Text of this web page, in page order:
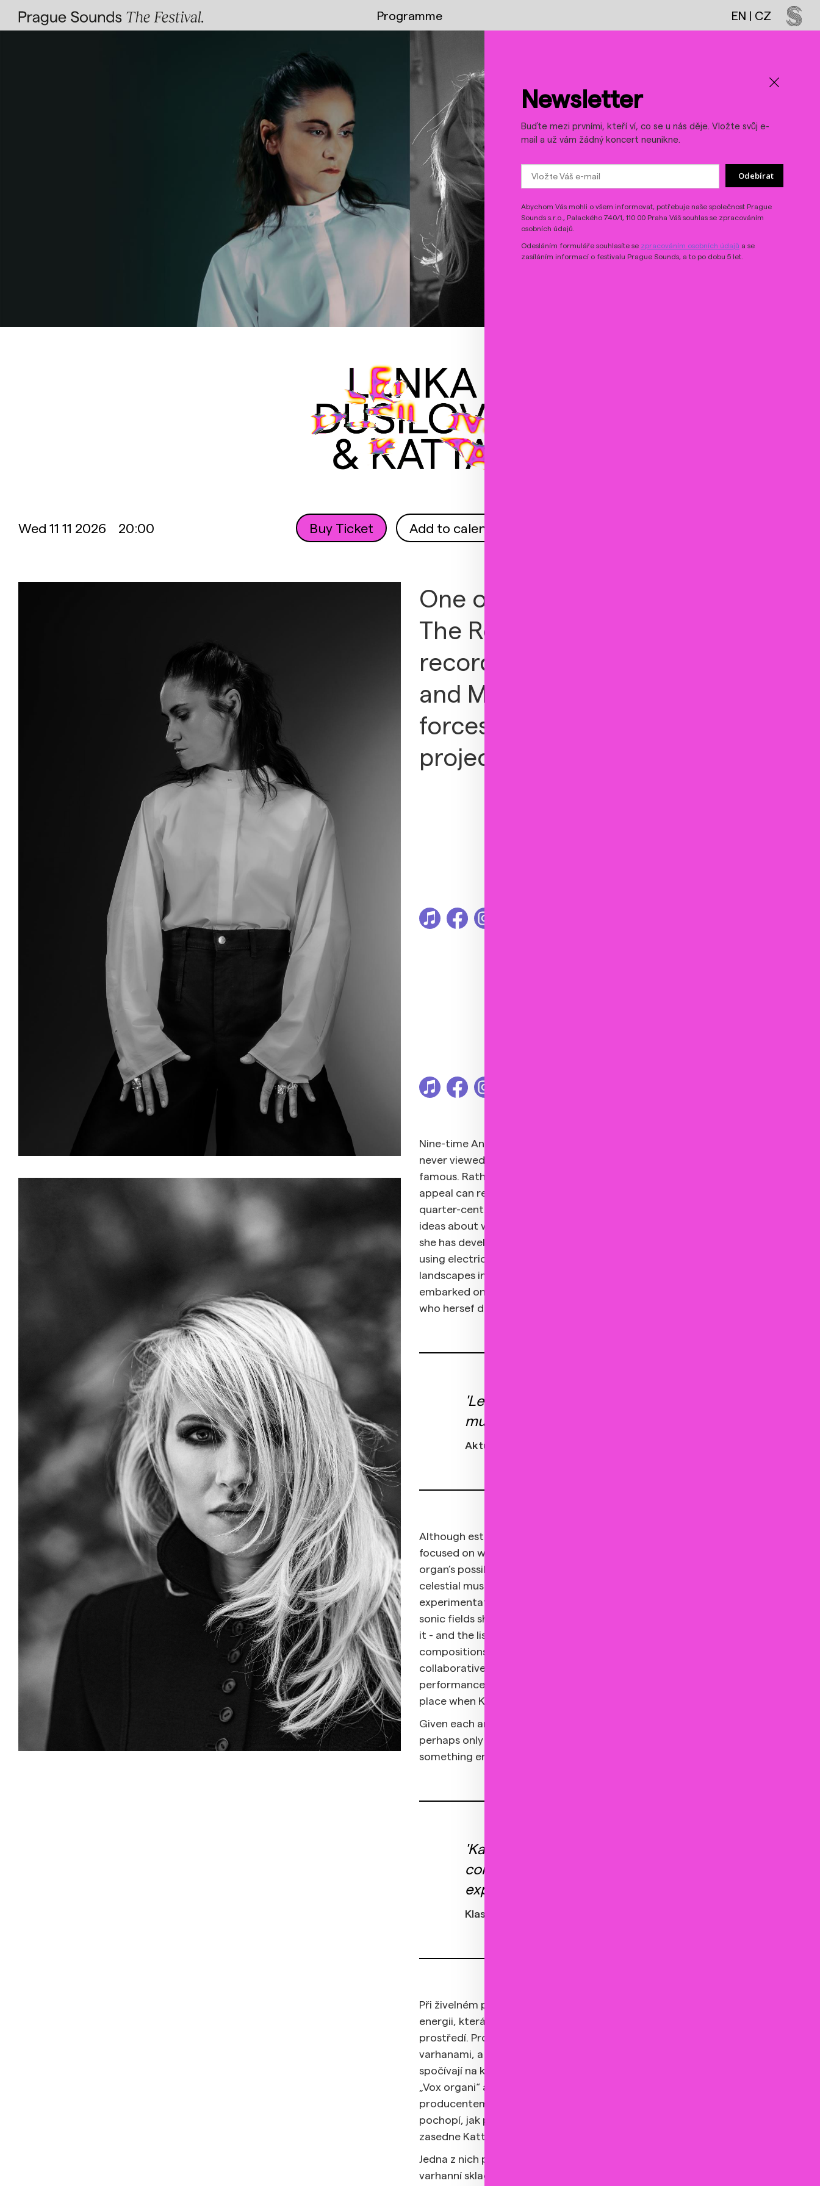
Programme EN | CZ
Wed 11 11 2026 20:00 Buy Ticket Add to calendar
One of them once opened for
The Rolling Stones; the other
recorded organ works by Bach
and Messiaen. Now they join
forces in a new collaborative
project.
Nine-time Anděl Award-winning singer and songwriter Lenka Dusilová has
never viewed success as an obligation to stick to the music that made her
famous. Rather, she is convincing proof that an artist with mainstream
appeal can remain in constant motion toward something new. Over a
quarter-century of solo work, she has continually challenged conventional
ideas about women artists and their roles. Alongside her work with her band,
she has developed a distinctive and powerful style of solo performance,
using electric guitars, synthesizers, samplers, and loopers to create sonic
landscapes in which improvisation always has its place. Dusilová has recently
embarked on a new collaboration: a duo with organist and composer Katta,
who hersef describes the church organ as 'the world's oldest synthesizer.'
'Lenka Dusilová has become synonymous with
musical quality.'
Aktuálně.cz
Although established as a classical music artist, in recent years Katta has
focused on writing and performing her own music. Her explorations of the
organ’s possibilities reference ambient music, the lineage of cosmic and
celestial music, noise, sound-art installations, post-technological
experimentation, and the work of avant-garde composers. The vibrating
sonic fields she creates are a physical experience: they fill the space, setting
it - and the listener's body - trembling. Her vocal and instrumental
compositions appear on her solo album Vox organi and on the recent
collaborative album Salvatora with producer Carmen Rizzo. But it's her live
performances that best showcase the natural transformation that takes
place when Katta sits at the organ.
Given each artist's openness and insistence on free self-expression, it was
perhaps only a matter of time before they joined forces to create
something entirely new.
'Katta belongs on international stages, and her
concerts are an impressive audiovisual
experience.'
KlasikaPlus.cz
Při živelném přístupu Katty navíc cítíme pohanský a šamanský element: sílu a
energii, která je historicky starší než instrument vtělený do církevního
prostředí. Proč hraje bosa? Snad je v tom její chuť mít těsný, vlastní vztah s
varhanami, a také praktická potřeba ovládat rejstříky ve chvíli, kdy ruce
spočívají na klávesách. Její skladby s vokálem i bez něj znějí na sólovém albu
„Vox organi“ a čerstvé albové spolupráci s
producentem Carmenem Rizzo „Salvatora“, ale teprve naživo člověk plně
pochopí, jak přirozená proměna se děje s varhanami, když k nim
zasedne Katta.
Jedna z nich před časem předskakovala Rolling Stones, druhá nahrála
varhanní skladby Bacha a Messiaena. Při jejich otevřenosti a nároku na
Spotify Threads
Newsletter
Buďte mezi prvními, kteří ví, co se u nás děje. Vložte svůj e-
mail a už vám žádný koncert neunikne.
Odebírat
Abychom Vás mohli o všem informovat, potřebuje naše společnost Prague
Sounds s.r.o., Palackého 740/1, 110 00 Praha Váš souhlas se zpracováním
osobních údajů.
Odesláním formuláře souhlasíte se zpracováním osobních údajů a se
zasíláním informací o festivalu Prague Sounds, a to po dobu 5 let.